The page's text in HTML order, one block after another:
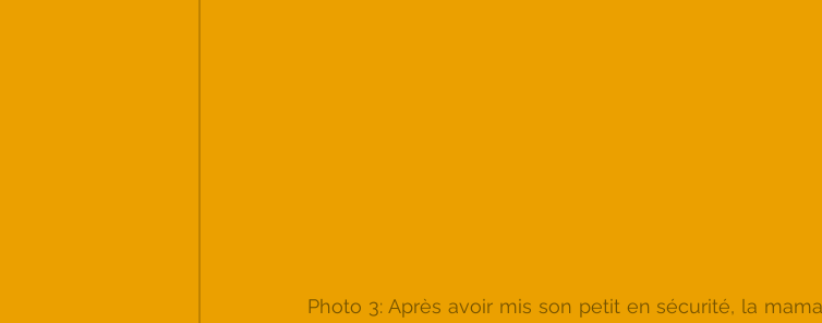
Photo 3: Après avoir mis son petit en sécurité, la